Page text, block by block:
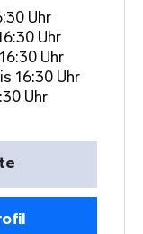
Uhr
Uhr
Uhr
16:30 Uhr
Uhr